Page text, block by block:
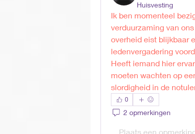
Huisvesting
Ik ben momenteel
verduurzaming van
overheid eist blijkbaar
ledenvergadering
Heeft iemand hier
moeten wachten op
slordigheid in de
0
2 opmerkingen
Plaats een